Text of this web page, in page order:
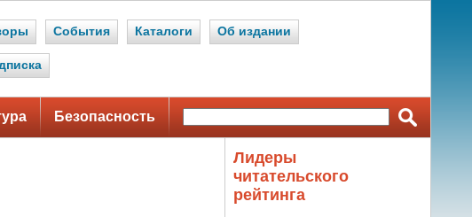
События Каталоги Об издании
Безопасность
Лидеры
читательского
рейтинга